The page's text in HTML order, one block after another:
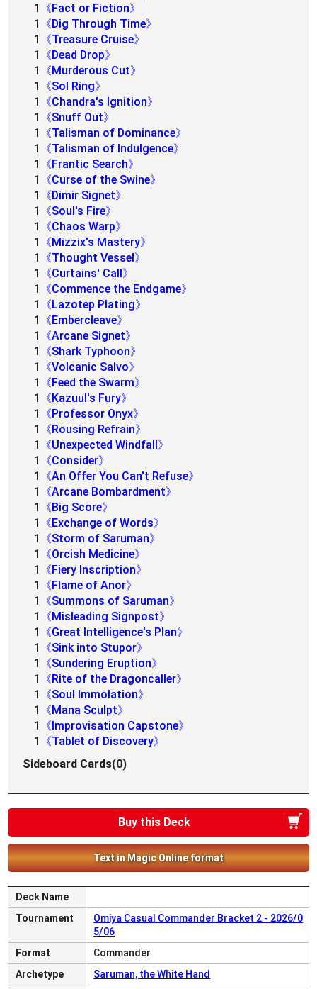
1
《Fact or Fiction》
1
《Dig Through Time》
1
《Treasure Cruise》
1
《Dead Drop》
1
《Murderous Cut》
1
《Sol Ring》
1
《Chandra's Ignition》
1
《Snuff Out》
1
《Talisman of Dominance》
1
《Talisman of Indulgence》
1
《Frantic Search》
1
《Curse of the Swine》
1
《Dimir Signet》
1
《Soul's Fire》
1
《Chaos Warp》
1
《Mizzix's Mastery》
1
《Thought Vessel》
1
《Curtains' Call》
1
《Commence the Endgame》
1
《Lazotep Plating》
1
《Embercleave》
1
《Arcane Signet》
1
《Shark Typhoon》
1
《Volcanic Salvo》
1
《Feed the Swarm》
1
《Kazuul's Fury》
1
《Professor Onyx》
1
《Rousing Refrain》
1
《Unexpected Windfall》
1
《Consider》
1
《An Offer You Can't Refuse》
1
《Arcane Bombardment》
1
《Big Score》
1
《Exchange of Words》
1
《Storm of Saruman》
1
《Orcish Medicine》
1
《Fiery Inscription》
1
《Flame of Anor》
1
《Summons of Saruman》
1
《Misleading Signpost》
1
《Great Intelligence's Plan》
1
《Sink into Stupor》
1
《Sundering Eruption》
1
《Rite of the Dragoncaller》
1
《Soul Immolation》
1
《Mana Sculpt》
1
《Improvisation Capstone》
1
《Tablet of Discovery》
Sideboard Cards(0)
Buy this Deck
Text in Magic Online format
Deck Name
Tournament
Omiya Casual Commander Bracket 2 - 2026/0
5/06
Format
Commander
Archetype
Saruman, the White Hand